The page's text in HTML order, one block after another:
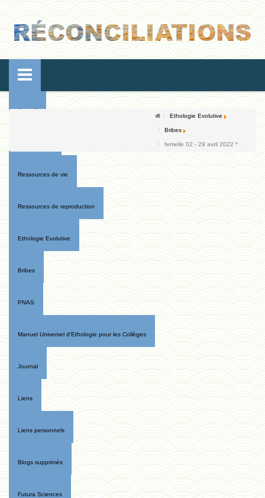
Accueil
Ressources de vie
Ressources de reproduction
Ethologie Evolutive
Bribes
PNAS
Manuel Universel d'Ethologie pour les Collèges
Journal
Liens
Liens personnels
Blogs supprimés
Futura Sciences
Ethologie Evolutive
Bribes
femelle 02 - 29 avril 2022 *